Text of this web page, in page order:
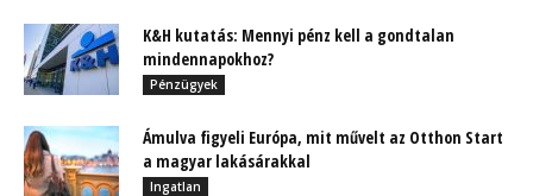
K&H kutatás: Mennyi pénz kell a gondtalan
mindennapokhoz?
Pénzügyek
Ámulva figyeli Európa, mit művelt az Otthon Start
a magyar lakásárakkal
Ingatlan